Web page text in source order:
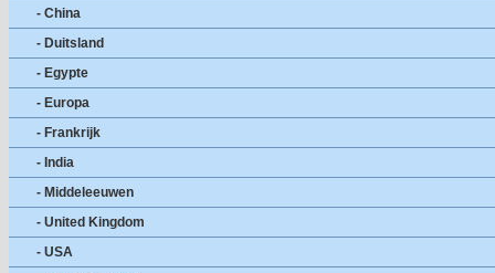
- China
- Duitsland
- Egypte
- Europa
- Frankrijk
- India
- Middeleeuwen
- United Kingdom
- USA